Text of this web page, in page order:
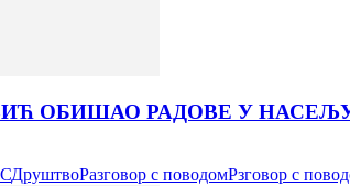
ОБИШАО РАДОВЕ У
ДруштвоРазговор с поводомРзговор с